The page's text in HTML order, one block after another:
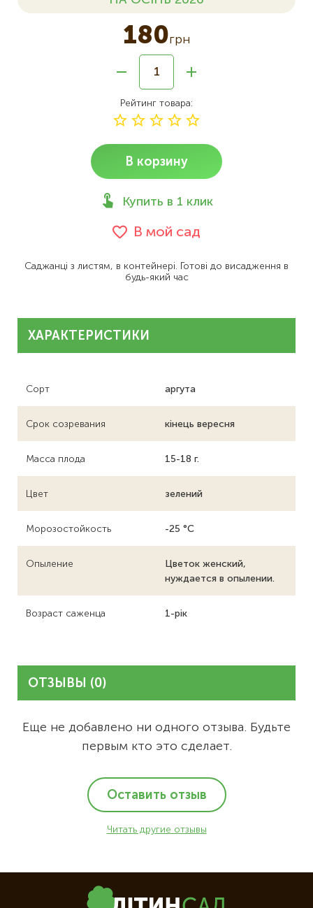
180грн
Рейтинг товара
В корзину
Купить в 1 клик
В мой сад
Саджанці з листям, в контейнері. Готові до висадження в
будь-який час
ХАРАКТЕРИСТИКИ
Сорт аргута
Срок созревания кінець вересня
Масса плода 15-18 г.
Цвет зелений
Морозостойкость -25 °C
Опыление
Цветок женский,
нуждается в опылении.
Возраст саженца 1-рік
ОТЗЫВЫ (0)
Еще не добавлено ни одного отзыва. Будьте
первым кто это сделает.
Оставить отзыв
Читать другие отзывы